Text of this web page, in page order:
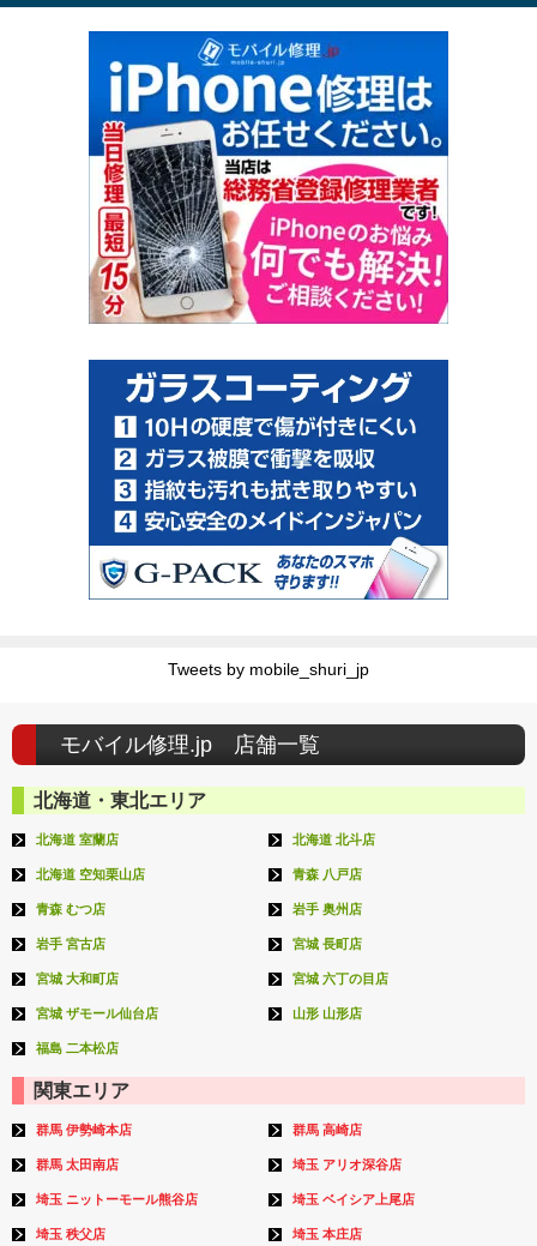
Tweets by mobile_shuri_jp
モバイル修理.jp 店舗一覧
北海道・東北エリア
北海道 室蘭店 北海道 北斗店
北海道 空知栗山店 青森 八戸店
青森 むつ店 岩手 奥州店
岩手 宮古店 宮城 長町店
宮城 大和町店 宮城 六丁の目店
宮城 ザモール仙台店 山形 山形店
福島 二本松店
関東エリア
群馬 伊勢崎本店 群馬 高崎店
群馬 太田南店 埼玉 アリオ深谷店
埼玉 ニットーモール熊谷店 埼玉 ベイシア上尾店
埼玉 秩父店 埼玉 本庄店